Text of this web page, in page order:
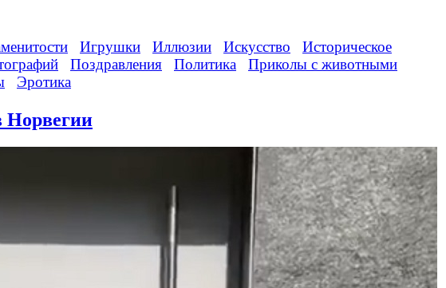
Игрушки Иллюзии Искусство
Историческое
Поздравления Политика
Приколы с животными
Эротика
Норвегии